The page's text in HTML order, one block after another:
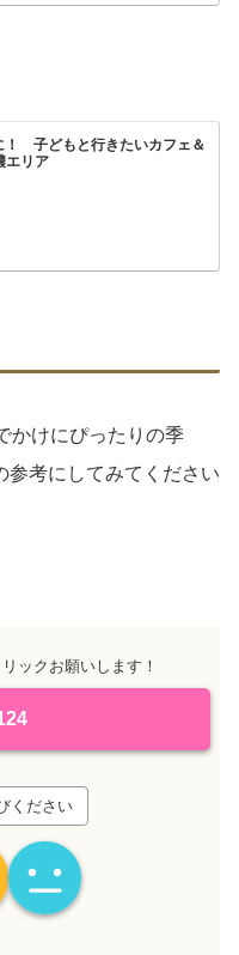
！ 子どもと行きたいカフェ＆
エリア
かけにぴったりの季
参考にしてみてください
ックお願いします！
ください